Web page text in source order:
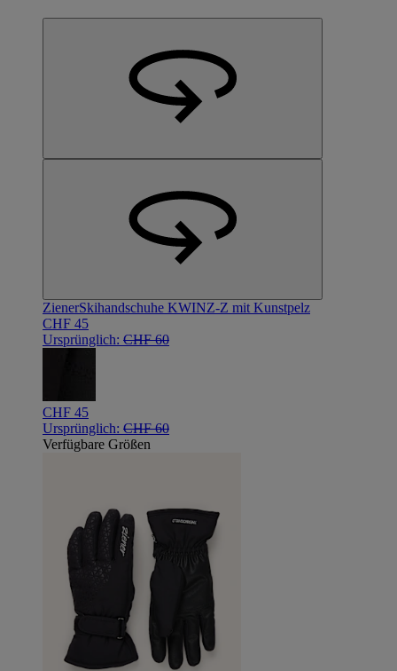
ZienerSkihandschuhe KWINZ-Z mit Kunstpelz
CHF 45
Ursprünglich: CHF 60
CHF 45
Ursprünglich: CHF 60
Verfügbare Größen